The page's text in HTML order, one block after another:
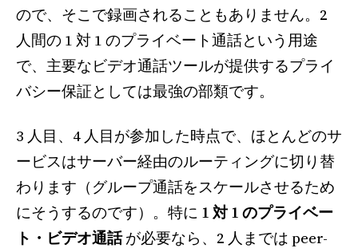
ので、そこで録画されることもありません。2
人間の 1 対 1 のプライベート通話という用途
で、主要なビデオ通話ツールが提供するプライ
バシー保証としては最強の部類です。
3 人目、4 人目が参加した時点で、ほとんどのサ
ービスはサーバー経由のルーティングに切り替
わります（グループ通話をスケールさせるため
にそうするのです）。特に 1 対 1 のプライベー
ト・ビデオ通話が必要なら、2 人までは peer-